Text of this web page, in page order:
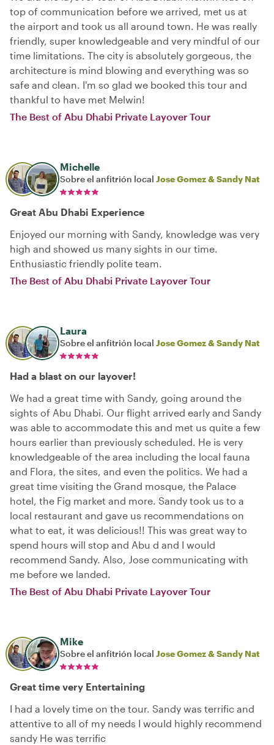
top of communication before we arrived, met us at
the airport and took us all around town. He was really
friendly, super knowledgeable and very mindful of our
time limitations. The city is absolutely gorgeous, the
architecture is mind blowing and everything was so
safe and clean. I'm so glad we booked this tour and
thankful to have met Melwin!
The Best of Abu Dhabi Private Layover Tour
Michelle
Sobre el anfitrión local Jose Gomez & Sandy Nat
Great Abu Dhabi Experience
Enjoyed our morning with Sandy, knowledge was very
high and showed us many sights in our time.
Enthusiastic friendly polite team.
The Best of Abu Dhabi Private Layover Tour
Laura
Sobre el anfitrión local Jose Gomez & Sandy Nat
Had a blast on our layover!
We had a great time with Sandy, going around the
sights of Abu Dhabi. Our flight arrived early and Sandy
was able to accommodate this and met us quite a few
hours earlier than previously scheduled. He is very
knowledgeable of the area including the local fauna
and Flora, the sites, and even the politics. We had a
great time visiting the Grand mosque, the Palace
hotel, the Fig market and more. Sandy took us to a
local restaurant and gave us recommendations on
what to eat, it was delicious!! This was great way to
spend hours will stop and Abu d and I would
recommend Sandy. Also, Jose communicating with
me before we landed.
The Best of Abu Dhabi Private Layover Tour
Mike
Sobre el anfitrión local Jose Gomez & Sandy Nat
Great time very Entertaining
I had a lovely time on the tour. Sandy was terrific and
attentive to all of my needs I would highly recommend
sandy He was terrific